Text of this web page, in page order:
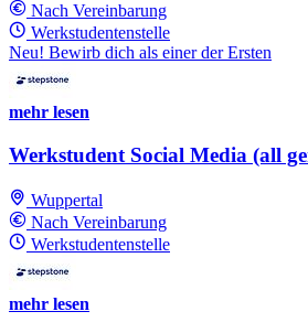
Nach Vereinbarung
Werkstudentenstelle
Neu! Bewirb dich als einer der Ersten
mehr lesen
Werkstudent Social Media (all
Wuppertal
Nach Vereinbarung
Werkstudentenstelle
mehr lesen